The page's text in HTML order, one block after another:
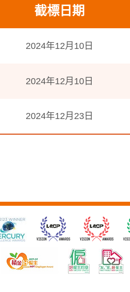
截標日期
2024年12月10日
2024年12月10日
2024年12月23日